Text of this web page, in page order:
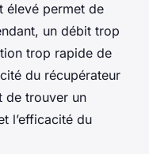
élevé permet de
un débit trop
trop rapide de
du récupérateur
de trouver un
l’efficacité du